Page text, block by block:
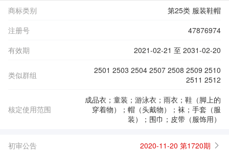
商标类别
第25类 服装鞋帽
注册号
47876974
有效期
2021-02-21 至 2031-02-20
类似群组
2501 2503 2504 2507 2508 2509 2510
2511 2512
核定使用范围
成品衣；童装；游泳衣；雨衣；鞋（脚上的
穿着物）；帽（头戴物）；袜；手套（服
装）；围巾；皮带（服饰用）
初审公告 2020-11-20 第1720期